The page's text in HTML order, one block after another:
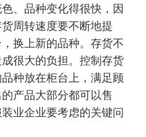
、品种变化得很快，因
周转速度要不断地提
换上新的品种。存货不
很大的负担。控制存货
种放在柜台上，满足顾
产品大部分都可以售
业企业要考虑的关键问